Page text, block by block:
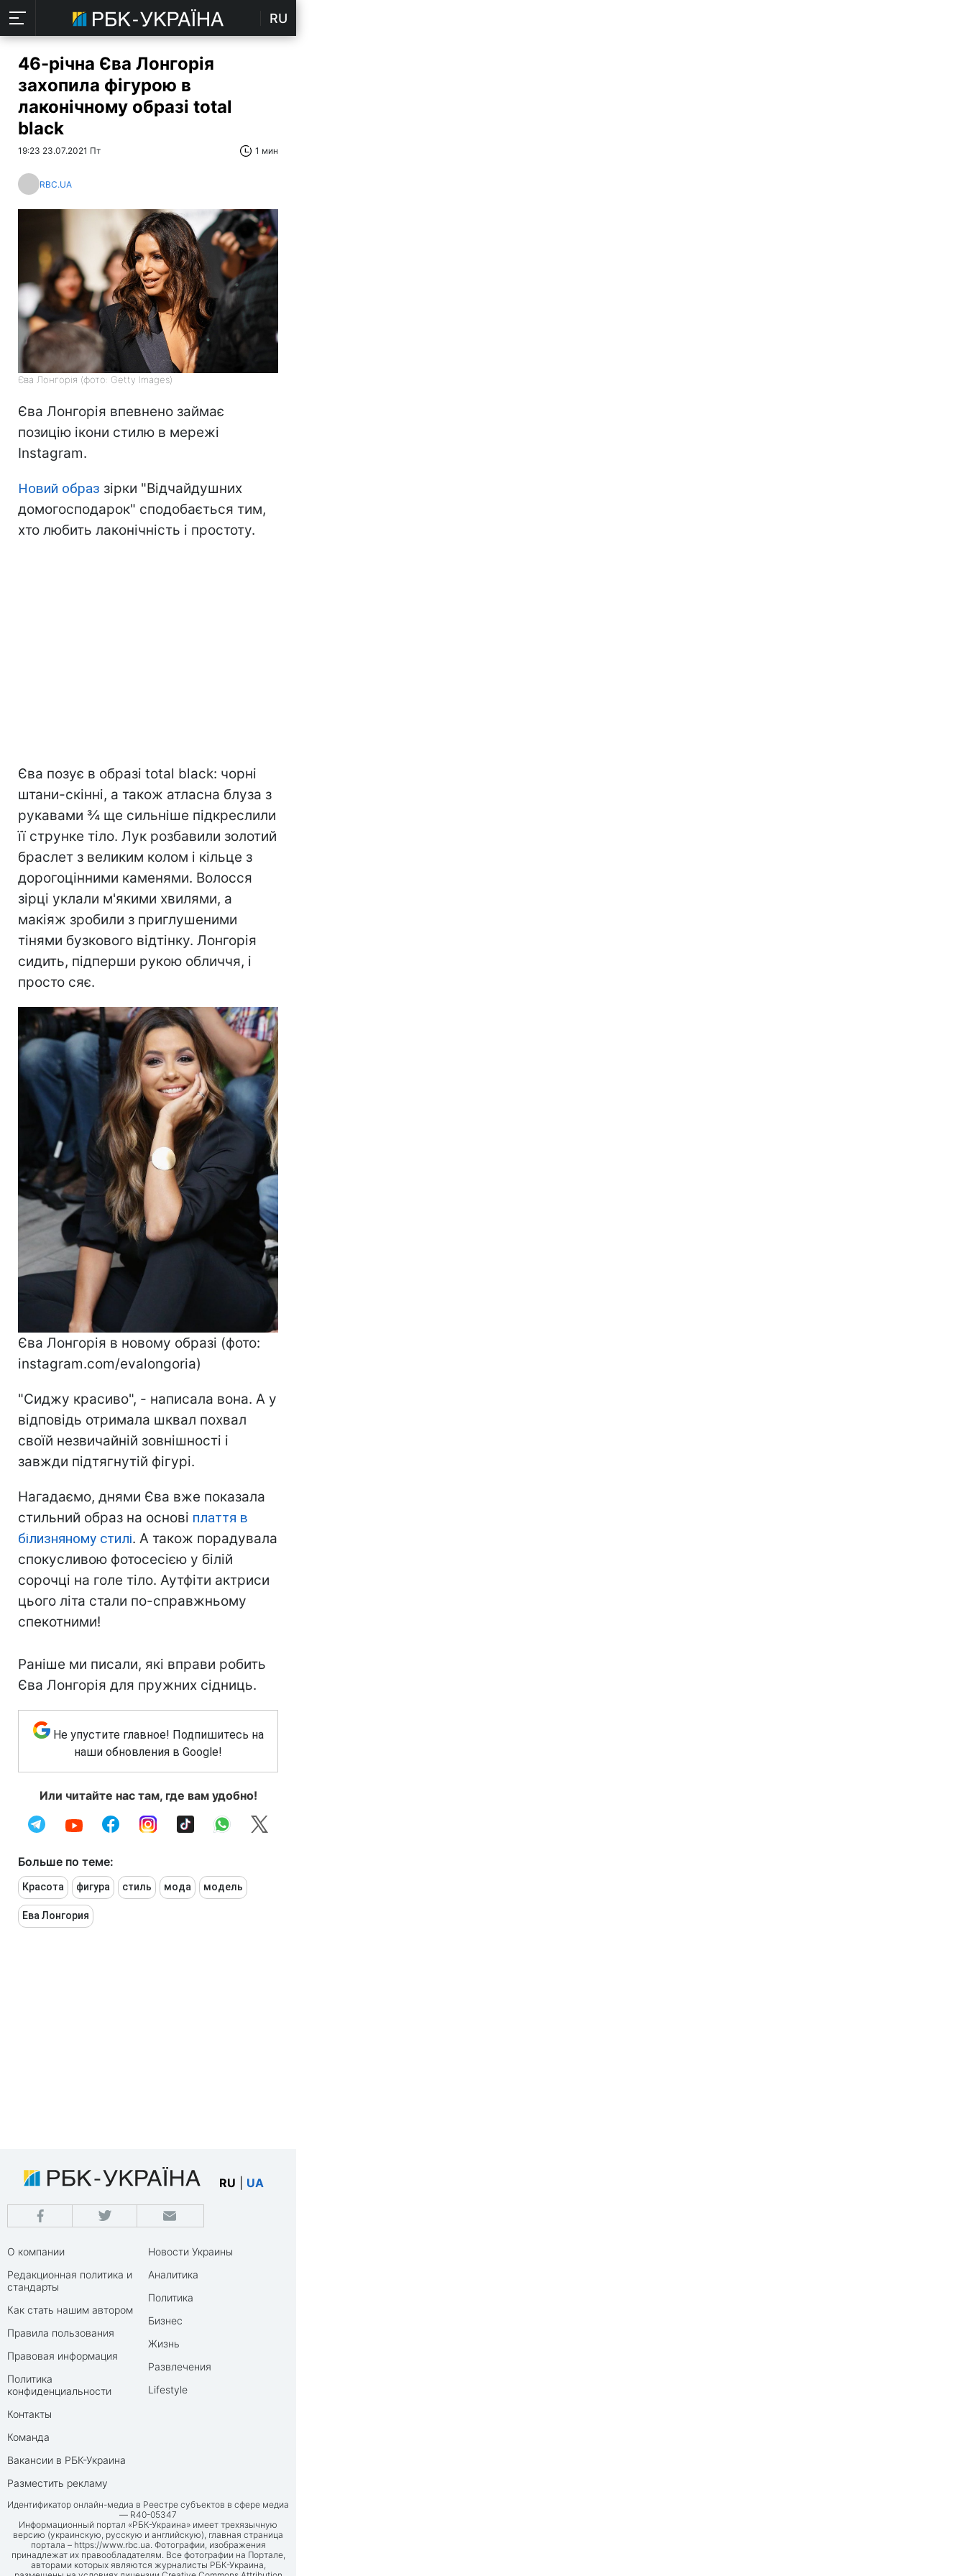
RU
46-річна Єва Лонгорія
захопила фігурою в
лаконічному образі total
black
19:23 23.07.2021 Пт 1 мин
RBC.UA
Єва Лонгорія (фото: Getty Images)
Єва Лонгорія впевнено займає
позицію ікони стилю в мережі
Instagram.
Новий образ зірки "Відчайдушних
домогосподарок" сподобається тим,
хто любить лаконічність і простоту.
Єва позує в образі total black: чорні
штани-скінні, а також атласна блуза з
рукавами ¾ ще сильніше підкреслили
її струнке тіло. Лук розбавили золотий
браслет з великим колом і кільце з
дорогоцінними каменями. Волосся
зірці уклали м'якими хвилями, а
макіяж зробили з приглушеними
тінями бузкового відтінку. Лонгорія
сидить, підперши рукою обличчя, і
просто сяє.
Єва Лонгорія в новому образі (фото:
instagram.com/evalongoria)
"Сиджу красиво", - написала вона. А у
відповідь отримала шквал похвал
своїй незвичайній зовнішності і
завжди підтягнутій фігурі.
Нагадаємо, днями Єва вже показала
стильний образ на основі плаття в
білизняному стилі. А також порадувала
спокусливою фотосесією у білій
сорочці на голе тіло. Аутфіти актриси
цього літа стали по-справжньому
спекотними!
Раніше ми писали, які вправи робить
Єва Лонгорія для пружних сідниць.
Не упустите главное! Подпишитесь на
наши обновления в Google!
Или читайте нас там, где вам удобно!
Больше по теме:
Красота фигура стиль мода модель
Ева Лонгория
RU UA
О компании
Редакционная политика и
стандарты
Как стать нашим автором
Правила пользования
Правовая информация
Политика
конфиденциальности
Контакты
Команда
Вакансии в РБК-Украина
Разместить рекламу
Новости Украины
Аналитика
Политика
Бизнес
Жизнь
Развлечения
Lifestyle
Идентификатор онлайн-медиа в Реестре субъектов в сфере медиа
— R40-05347
Информационный портал «РБК-Украина» имеет трехязычную
версию (украинскую, русскую и английскую), главная страница
портала – https://www.rbc.ua. Фотографии, изображения
принадлежат их правообладателям. Все фотографии на Портале,
авторами которых являются журналисты РБК-Украина,